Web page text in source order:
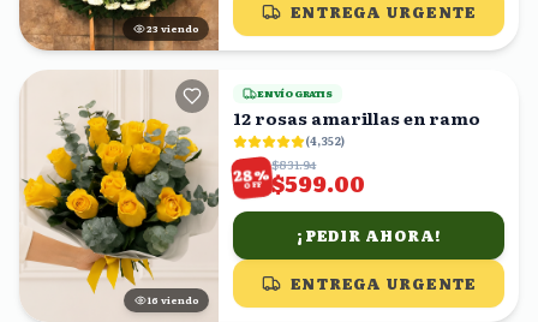
24 viendo
ENTREGA URGENTE
16 viendo
ENVÍO GRATIS
12 rosas amarillas en ramo
(4,352)
28%
OFF
$831.94
$599.00
¡PEDIR AHORA!
ENTREGA URGENTE